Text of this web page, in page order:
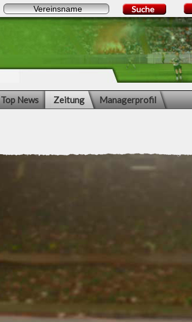
Suche
Top News Zeitung Managerprofil